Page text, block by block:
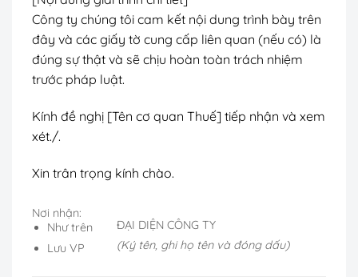
Công ty chúng tôi cam kết nội dung trình bày trên
đây và các giấy tờ cung cấp liên quan (nếu có) là
đúng sự thật và sẽ chịu hoàn toàn trách nhiệm
trước pháp luật.
Kính đề nghị [Tên cơ quan Thuế] tiếp nhận và xem
xét./.
Xin trân trọng kính chào.
Nơi nhận:
Như trên
Lưu VP
ĐẠI DIỆN CÔNG TY
(Ký tên, ghi họ tên và đóng dấu)